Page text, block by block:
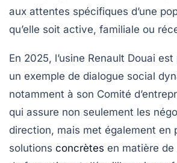
aux attentes spécifiques d’une
qu’elle soit active, familiale ou
En 2025, l’usine Renault Douai
un exemple de dialogue social
notamment à son Comité
qui assure non seulement les
direction, mais met également en
solutions concrètes en matière